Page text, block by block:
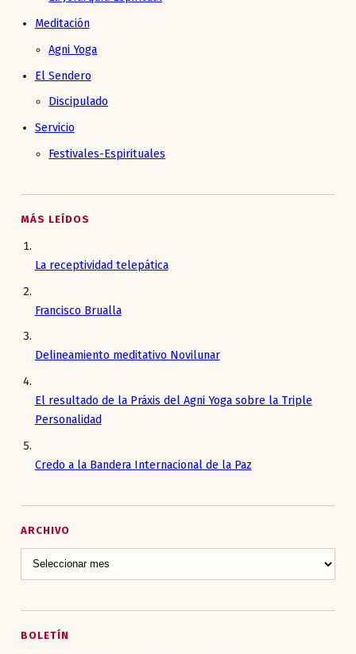
Meditación
Agni Yoga
El Sendero
Discipulado
Servicio
Festivales-Espirituales
MÁS LEÍDOS
La receptividad telepática
Francisco Brualla
Delineamiento meditativo Novilunar
El resultado de la Práxis del Agni Yoga sobre la Triple
Personalidad
Credo a la Bandera Internacional de la Paz
ARCHIVO
BOLETÍN